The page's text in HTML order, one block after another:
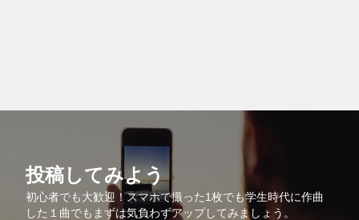
投稿してみよう
初心者でも大歓迎！スマホで撮った1枚でも学生時代に作曲
した１曲でもまずは気負わずアップしてみましょう。